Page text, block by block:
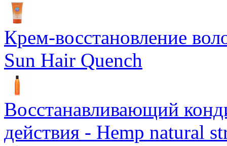
Крем-восстановление
Sun Hair Quench
Восстанавливающий
действия - Hemp natural